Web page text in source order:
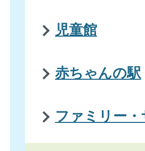
児童館
赤ちゃんの駅
ファミリー